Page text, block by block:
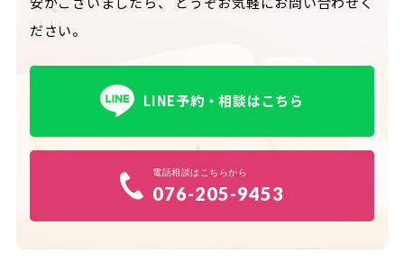
ださい。
LINE予約・相談はこちら
電話相談はこちらから
076-205-9453